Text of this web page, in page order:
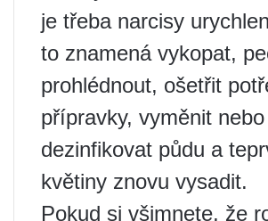
je třeba narcisy
to znamená vykopat,
prohlédnout, ošetřit
přípravky, vyměnit nebo
dezinfikovat půdu a
květiny znovu vysadit.
Pokud si všimnete, že